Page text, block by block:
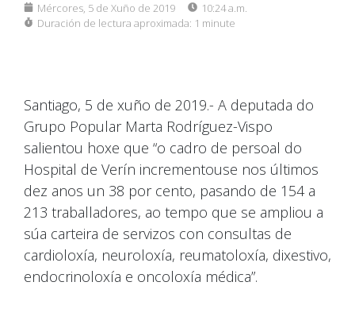
Mércores, 5 de Xuño de 2019
10:24 a.m.
Duración de lectura aproximada: 1 minute
Santiago, 5 de xuño de 2019.- A deputada do
Grupo Popular Marta Rodríguez-Vispo
salientou hoxe que “o cadro de persoal do
Hospital de Verín incrementouse nos últimos
dez anos un 38 por cento, pasando de 154 a
213 traballadores, ao tempo que se ampliou a
súa carteira de servizos con consultas de
cardioloxía, neuroloxía, reumatoloxía, dixestivo,
endocrinoloxía e oncoloxía médica”.